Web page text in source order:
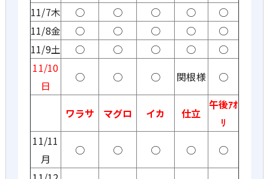
11/7木
○ ○ ○ ○
○
11/8金
○ ○ ○ ○
○
11/9土
○ ○ ○ ○
○
11/10
日
○ ○ ○ 関根様 ○
ワラサ マグロ イカ 仕立
午後ｱｵ
ﾘ
11/11
月
○ ○ ○ ○
○